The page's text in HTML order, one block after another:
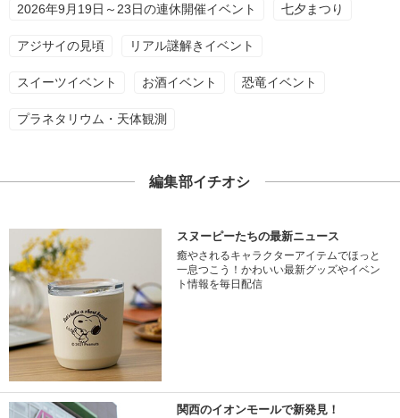
2026年9月19日～23日の連休開催イベント 七夕まつり
アジサイの見頃 リアル謎解きイベント
スイーツイベント お酒イベント 恐竜イベント
プラネタリウム・天体観測
編集部イチオシ
スヌーピーたちの最新ニュース
癒やされるキャラクターアイテムでほっと
一息つこう！かわいい最新グッズやイベン
ト情報を毎日配信
関西のイオンモールで新発見！